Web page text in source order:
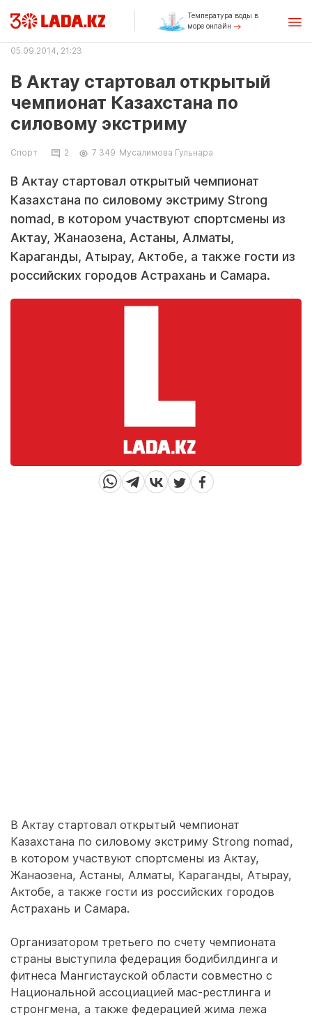
Температура воды в
море онлайн
05.09.2014, 21:23
В Актау стартовал открытый
чемпионат Казахстана по
силовому экстриму
Спорт 2 7 349 Мусалимова Гульнара
В Актау стартовал открытый чемпионат
Казахстана по силовому экстриму Strong
nomad, в котором участвуют спортсмены из
Актау, Жанаозена, Астаны, Алматы,
Караганды, Атырау, Актобе, а также гости из
российских городов Астрахань и Самара.
В Актау стартовал открытый чемпионат
Казахстана по силовому экстриму Strong nomad,
в котором участвуют спортсмены из Актау,
Жанаозена, Астаны, Алматы, Караганды, Атырау,
Актобе, а также гости из российских городов
Астрахань и Самара.
Организатором третьего по счету чемпионата
страны выступила федерация бодибилдинга и
фитнеса Мангистауской области совместно с
Национальной ассоциацией мас-рестлинга и
стронгмена, а также федерацией жима лежа